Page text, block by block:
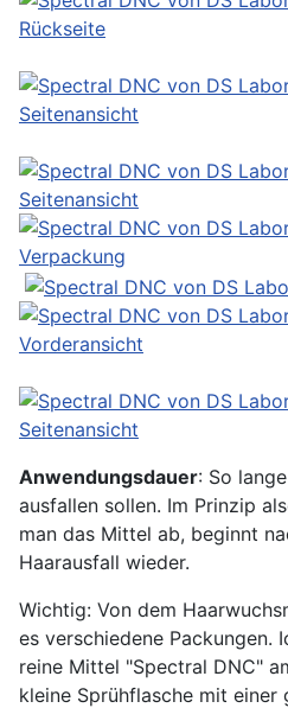
Anwendungsdauer: So
ausfallen sollen. Im Prinzip
man das Mittel ab, beginnt
Haarausfall wieder.
Wichtig: Von dem
es verschiedene Packungen.
reine Mittel "Spectral DNC"
kleine Sprühflasche mit einer